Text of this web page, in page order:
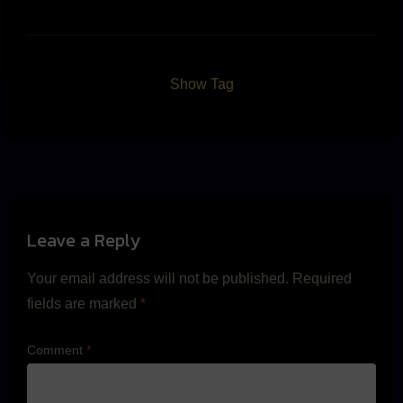
Show Tag
Leave a Reply
Your email address will not be published. Required
fields are marked *
Comment *